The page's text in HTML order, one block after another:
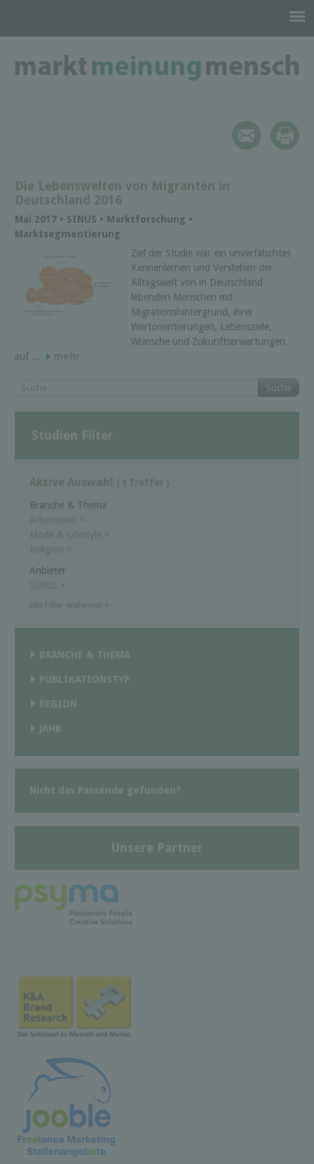
Die Lebenswelten von Migranten in
Deutschland 2016
Mai 2017 • SINUS • Marktforschung •
Marktsegmentierung
Ziel der Studie war ein unverfälschtes
Kennenlernen und Verstehen der
Alltagswelt von in Deutschland
lebenden Menschen mit
Migrationshintergrund, ihrer
Wertorientierungen, Lebensziele,
Wünsche und Zukunftserwartungen
auf ...
mehr
Suche
Studien Filter
Aktive Auswahl ( 1 Treffer )
Branche & Thema
Arbeitswelt ×
Mode & Lifestyle ×
Religion ×
Anbieter
SINUS ×
BRANCHE & THEMA
PUBLIKATIONSTYP
REGION
JAHR
Nicht das Passende gefunden?
Unsere Partner